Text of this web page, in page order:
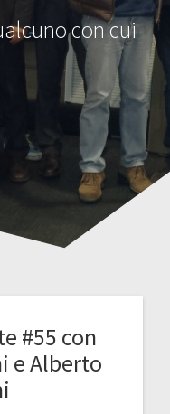
con cui
#55 con
e Alberto